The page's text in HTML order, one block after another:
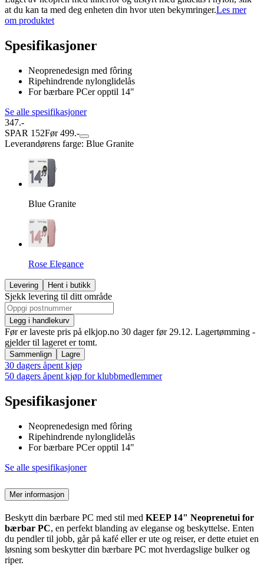
at du kan ta med deg enheten din hvor uten bekymringer.Les mer
om produktet
Spesifikasjoner
Neoprenedesign med fôring
Ripehindrende nylonglidelås
For bærbare PCer opptil 14"
Se alle spesifikasjoner
347.-
SPAR 152Før 499.-
Leverandørens farge: Blue Granite
Blue Granite
Rose Elegance
Levering Hent i butikk
Sjekk levering til ditt område
Legg i handlekurv
Før er laveste pris på elkjop.no 30 dager før 29.12. Lagertømming -
gjelder til lageret er tomt.
Sammenlign Lagre
30 dagers åpent kjøp
50 dagers åpent kjøp for klubbmedlemmer
Spesifikasjoner
Neoprenedesign med fôring
Ripehindrende nylonglidelås
For bærbare PCer opptil 14"
Se alle spesifikasjoner
Mer informasjon
Beskytt din bærbare PC med stil med KEEP 14" Neoprenetui for
bærbar PC, en perfekt blanding av eleganse og beskyttelse. Enten
du pendler til jobb, går på kafé eller er ute og reiser, er dette etuiet en
løsning som beskytter din bærbare PC mot hverdagslige bulker og
riper.